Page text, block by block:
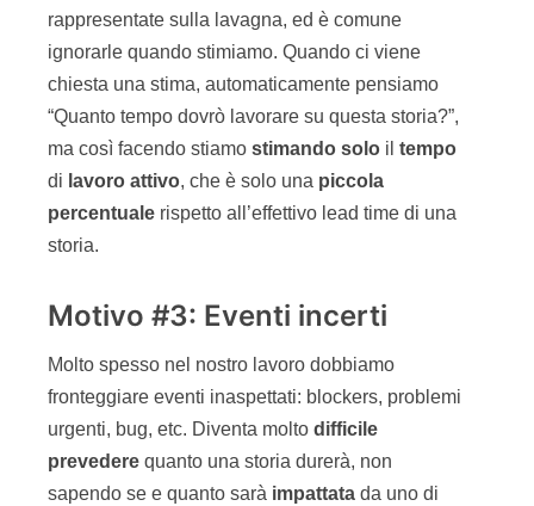
rappresentate sulla lavagna, ed è comune
ignorarle quando stimiamo. Quando ci viene
chiesta una stima, automaticamente pensiamo
“Quanto tempo dovrò lavorare su questa storia?”,
ma così facendo stiamo stimando solo il tempo
di lavoro attivo, che è solo una piccola
percentuale rispetto all’effettivo lead time di una
storia.
Motivo #3: Eventi incerti
Molto spesso nel nostro lavoro dobbiamo
fronteggiare eventi inaspettati: blockers, problemi
urgenti, bug, etc. Diventa molto difficile
prevedere quanto una storia durerà, non
sapendo se e quanto sarà impattata da uno di